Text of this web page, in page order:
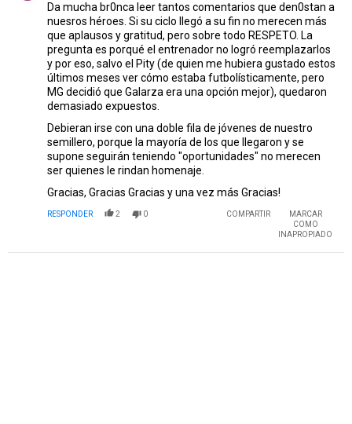
Da mucha br0nca leer tantos comentarios que den0stan a
nuesros héroes. Si su ciclo llegó a su fin no merecen más
que aplausos y gratitud, pero sobre todo RESPETO. La
pregunta es porqué el entrenador no logró reemplazarlos
y por eso, salvo el Pity (de quien me hubiera gustado estos
últimos meses ver cómo estaba futbolísticamente, pero
MG decidió que Galarza era una opción mejor), quedaron
demasiado expuestos.
Debieran irse con una doble fila de jóvenes de nuestro
semillero, porque la mayoría de los que llegaron y se
supone seguirán teniendo "oportunidades" no merecen
ser quienes le rindan homenaje.
Gracias, Gracias Gracias y una vez más Gracias!
RESPONDER 2 0 COMPARTIR
MARCAR
COMO
INAPROPIADO